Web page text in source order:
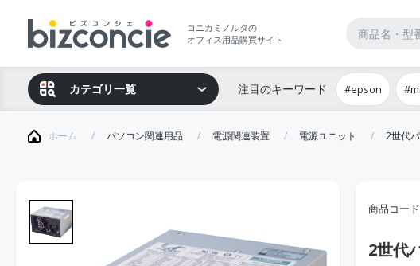
コニカミノルタの
オフィス用品購買サイト
カテゴリ一覧 注目のキーワード #epson
ホーム パソコン関連用品 電源関連装置 電源ユニット 2世代
商品コード
2世代